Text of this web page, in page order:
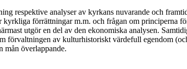
respektive analyser av kyrkans nuvarande och
förrättningar m.m. och frågan om principerna
utgör en del av den ekonomiska analysen.
förvaltningen av kulturhistoriskt värdefull egendom
mån överlappande.